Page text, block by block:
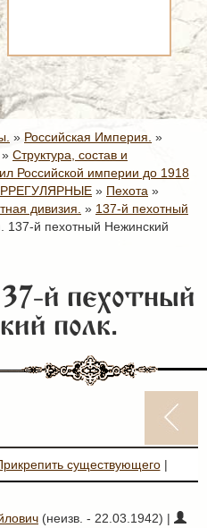
» Российская Империя. »
» Структура, состав и
Российской империи до 1918
» Пехота »
дивизия. » 137-й пехотный
137-й пехотный Нежинский
й пехотный
полк.
существующего|
(неизв. - 22.03.1942) |